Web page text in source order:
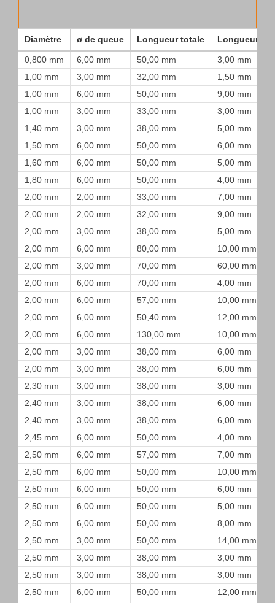
Diamètre ø de queue Longueur totale Longueur de
0,800 mm 6,00 mm 50,00 mm
3,00 mm
1,00 mm
3,00 mm 32,00 mm
1,50 mm
1,00 mm
6,00 mm 50,00 mm
9,00 mm
1,00 mm
3,00 mm 33,00 mm
3,00 mm
1,40 mm
3,00 mm 38,00 mm
5,00 mm
1,50 mm
6,00 mm 50,00 mm
6,00 mm
1,60 mm
6,00 mm 50,00 mm
5,00 mm
1,80 mm
6,00 mm 50,00 mm
4,00 mm
2,00 mm
2,00 mm 33,00 mm
7,00 mm
2,00 mm
2,00 mm 32,00 mm
9,00 mm
2,00 mm
3,00 mm 38,00 mm
5,00 mm
2,00 mm
6,00 mm 80,00 mm
10,00 mm
2,00 mm
3,00 mm 70,00 mm
60,00 mm
2,00 mm
6,00 mm 70,00 mm
4,00 mm
2,00 mm
6,00 mm 57,00 mm
10,00 mm
2,00 mm
6,00 mm 50,40 mm
12,00 mm
2,00 mm
6,00 mm 130,00 mm
10,00 mm
2,00 mm
3,00 mm 38,00 mm
6,00 mm
2,00 mm
3,00 mm 38,00 mm
6,00 mm
2,30 mm
3,00 mm 38,00 mm
3,00 mm
2,40 mm
3,00 mm 38,00 mm
6,00 mm
2,40 mm
3,00 mm 38,00 mm
6,00 mm
2,45 mm
6,00 mm 50,00 mm
4,00 mm
2,50 mm
6,00 mm 57,00 mm
7,00 mm
2,50 mm
6,00 mm 50,00 mm
10,00 mm
2,50 mm
6,00 mm 50,00 mm
6,00 mm
2,50 mm
6,00 mm 50,00 mm
5,00 mm
2,50 mm
6,00 mm 50,00 mm
8,00 mm
2,50 mm
3,00 mm 50,00 mm
14,00 mm
2,50 mm
3,00 mm 38,00 mm
3,00 mm
2,50 mm
3,00 mm 38,00 mm
3,00 mm
2,50 mm
6,00 mm 50,00 mm
12,00 mm